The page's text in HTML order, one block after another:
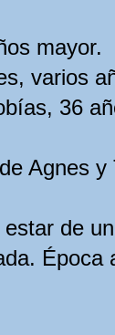
mayor.
varios
36
Agnes y
de
Época